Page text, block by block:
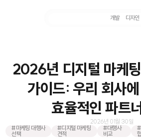
개발 디자인
2026년 디지털 마케
가이드: 우리 회사
효율적인 파트
2026년 01월 30일
#마케팅 대행사
선택
#디지털 마케팅
견적
#대행사
비교
#